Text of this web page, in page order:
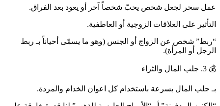
عمل سحر لجعل شخص يحبّ شخصاً آخر أو يعود بعد الفراق.
التأثير على العلاقات الزوجية أو العاطفية.
“ربط” شخص عن الزواج أو الجنس (وهو ما يسمّى أحياناً بـ ربط
الرجل أو المرأة).
💰 3. جلب المال والثراء
بـ جلب المال بسرعة باستخدام كل اعوان الخدام والمردة.